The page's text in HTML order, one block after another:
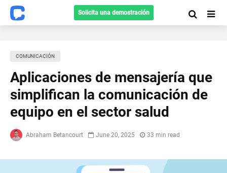
Solicita una demostración
COMUNICACIÓN
Aplicaciones de mensajería que
simplifican la comunicación de
equipo en el sector salud
Abraham Betancourt June 20, 2025 33 min read